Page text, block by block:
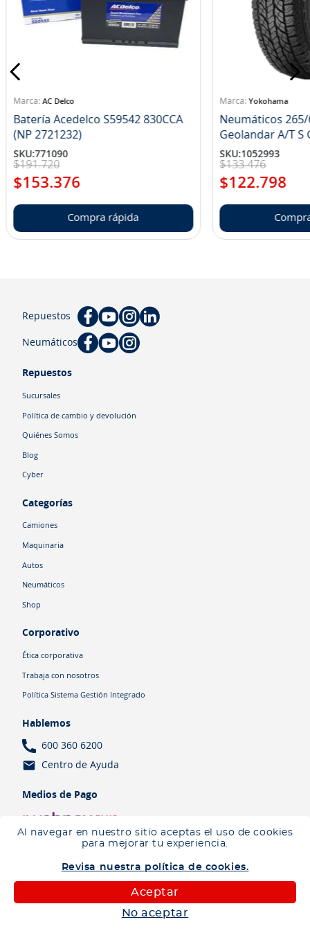
Al navegar en nuestro sitio aceptas el uso de cookies
para mejorar tu experiencia.
Revisa nuestra política de cookies.
Aceptar
No aceptar
AC Delco
Batería Acedelco S59542 830CCA
(NP 2721232)
SKU:771090
$191.720
$153.376
Compra rápida
Yokohama
Neumáticos 265/
SKU:1052993
$133.476
$122.798
Repuestos
Neumáticos
Repuestos
Sucursales
Política de cambio y devolución
Quiénes Somos
Blog
Cyber
Categorías
Camiones
Maquinaria
Autos
Neumáticos
Shop
Corporativo
Ética corporativa
Trabaja con nosotros
Política Sistema Gestión Integrado
Hablemos
600 360 6200
Centro de Ayuda
Medios de Pago
Salfa 2026 | Todos los derechos reservados
8
john deere